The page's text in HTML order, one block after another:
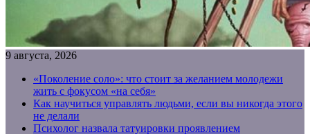
9 августа, 2026
«Поколение соло»: что стоит за желанием молодежи
жить с фокусом «на себя»
Как научиться управлять людьми, если вы никогда этого
не делали
Психолог назвала татуировки проявлением